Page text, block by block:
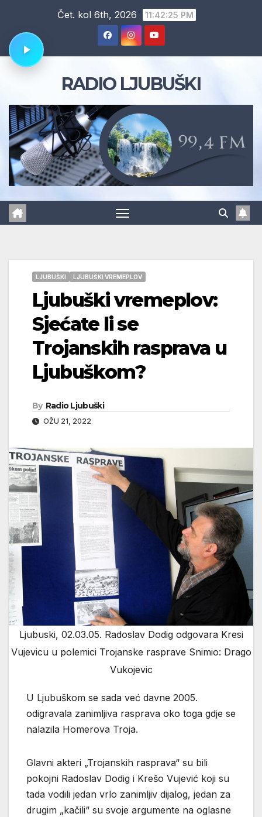
content
Čet. kol 6th, 2026 11:42:26 PM
RADIO LJUBUŠKI
LJUBUŠKI LJUBUŠKI VREMEPLOV
Ljubuški vremeplov:
Sjećate li se
Trojanskih rasprava u
Ljubuškom?
By Radio Ljubuški
OŽU 21, 2022
Ljubuski, 02.03.05. Radoslav Dodig odgovara Kresi
Vujevicu u polemici Trojanske rasprave Snimio: Drago
Vukojevic
U Ljubuškom se sada već davne 2005.
odigravala zanimljiva rasprava oko toga gdje se
nalazila Homerova Troja.
Glavni akteri „Trojanskih rasprava“ su bili
pokojni Radoslav Dodig i Krešo Vujević koji su
tada vodili jedan vrlo zanimljiv dijalog, jedan za
drugim „kačili“ su svoje argumente na oglasne